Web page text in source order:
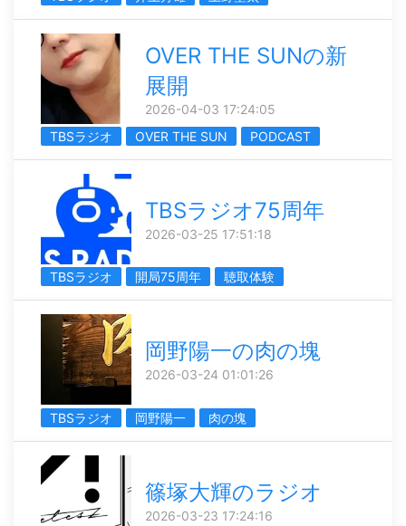
OVER THE SUNの新
展開
2026-04-03 17:24:05
TBSラジオ
OVER THE SUN PODCAST
TBSラジオ75周年
2026-03-25 17:51:18
TBSラジオ 開局75周年 聴取体験
岡野陽一の肉の塊
2026-03-24 01:01:26
TBSラジオ 岡野陽一 肉の塊
篠塚大輝のラジオ
2026-03-23 17:24:16